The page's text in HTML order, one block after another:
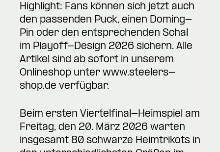
Highlight: Fans können sich jetzt auch
den passenden Puck, einen Doming-
Pin oder den entsprechenden Schal
im Playoff-Design 2026 sichern. Alle
Artikel sind ab sofort in unserem
Onlineshop unter www.steelers-
shop.de verfügbar.
Beim ersten Viertelfinal-Heimspiel am
Freitag, den 20. März 2026 warten
insgesamt 80 schwarze Heimtrikots in